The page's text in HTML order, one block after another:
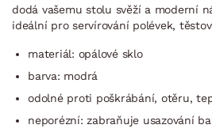
dodá vašemu stolu svěží a moderní
ideální pro servírování polévek,
materiál: opálové sklo
barva: modrá
odolné proti poškrábání, otěru,
neporézní: zabraňuje usazování